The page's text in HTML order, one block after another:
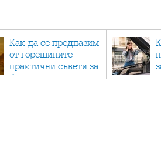
Как да се предпазим
от горещините –
практични съвети за
безопасно лято